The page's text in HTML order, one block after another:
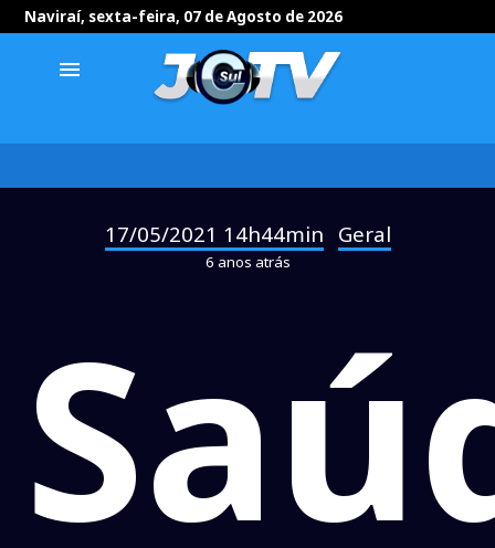
Naviraí, sexta-feira, 07 de Agosto de 2026
menu
17/05/2021 14h44min Geral
6 anos atrás